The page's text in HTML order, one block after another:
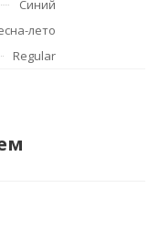
Синий
лето
Regular